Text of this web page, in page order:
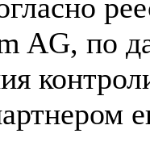
AG, по